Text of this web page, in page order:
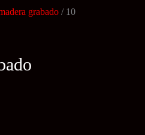
grabado / 10